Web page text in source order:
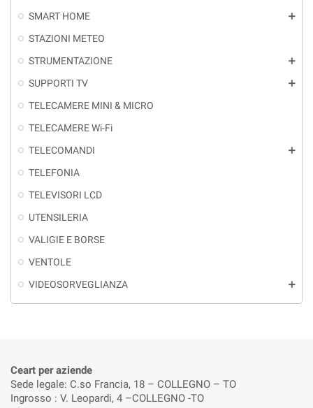
SMART HOME
add
STAZIONI METEO
STRUMENTAZIONE
add
SUPPORTI TV add
TELECAMERE MINI & MICRO
TELECAMERE Wi-Fi
TELECOMANDI
add
TELEFONIA
TELEVISORI LCD
UTENSILERIA
VALIGIE E BORSE
VENTOLE
VIDEOSORVEGLIANZA
add
Ceart per aziende
Sede legale: C.so Francia, 18 – COLLEGNO – TO
Ingrosso : V. Leopardi, 4 –COLLEGNO -TO